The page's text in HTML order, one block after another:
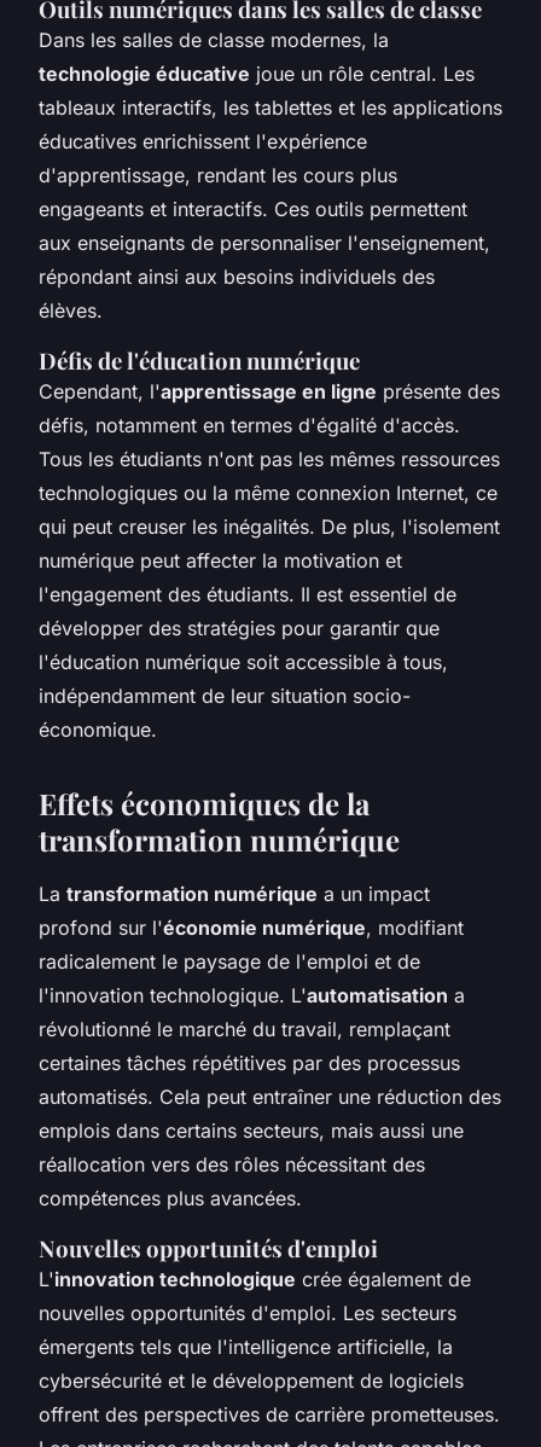
Outils numériques dans les salles de classe
Dans les salles de classe modernes, la
technologie éducative joue un rôle central. Les
tableaux interactifs, les tablettes et les applications
éducatives enrichissent l'expérience
d'apprentissage, rendant les cours plus
engageants et interactifs. Ces outils permettent
aux enseignants de personnaliser l'enseignement,
répondant ainsi aux besoins individuels des
élèves.
Défis de l'éducation numérique
Cependant, l'apprentissage en ligne présente des
défis, notamment en termes d'égalité d'accès.
Tous les étudiants n'ont pas les mêmes ressources
technologiques ou la même connexion Internet, ce
qui peut creuser les inégalités. De plus, l'isolement
numérique peut affecter la motivation et
l'engagement des étudiants. Il est essentiel de
développer des stratégies pour garantir que
l'éducation numérique soit accessible à tous,
indépendamment de leur situation socio-
économique.
Effets économiques de la
transformation numérique
La transformation numérique a un impact
profond sur l'économie numérique, modifiant
radicalement le paysage de l'emploi et de
l'innovation technologique. L'automatisation a
révolutionné le marché du travail, remplaçant
certaines tâches répétitives par des processus
automatisés. Cela peut entraîner une réduction des
emplois dans certains secteurs, mais aussi une
réallocation vers des rôles nécessitant des
compétences plus avancées.
Nouvelles opportunités d'emploi
L'innovation technologique crée également de
nouvelles opportunités d'emploi. Les secteurs
émergents tels que l'intelligence artificielle, la
cybersécurité et le développement de logiciels
offrent des perspectives de carrière prometteuses.